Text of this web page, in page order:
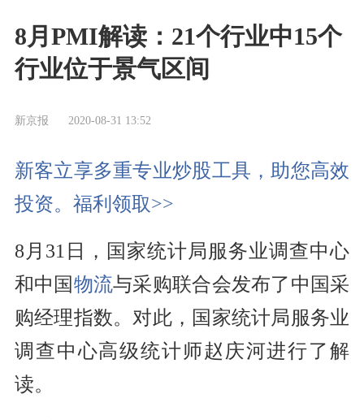
8月PMI解读：21个行业中15个
行业位于景气区间
新京报 2020-08-31 13:52
新客立享多重专业炒股工具，助您高效
投资。福利领取>>
8月31日，国家统计局服务业调查中心
和中国物流与采购联合会发布了中国采
购经理指数。对此，国家统计局服务业
调查中心高级统计师赵庆河进行了解
读。